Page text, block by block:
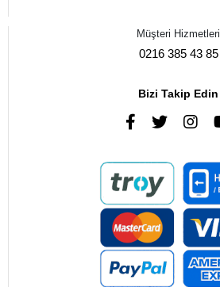
Müşteri Hizmetleri
0216 385 43 85
Bizi Takip Edin